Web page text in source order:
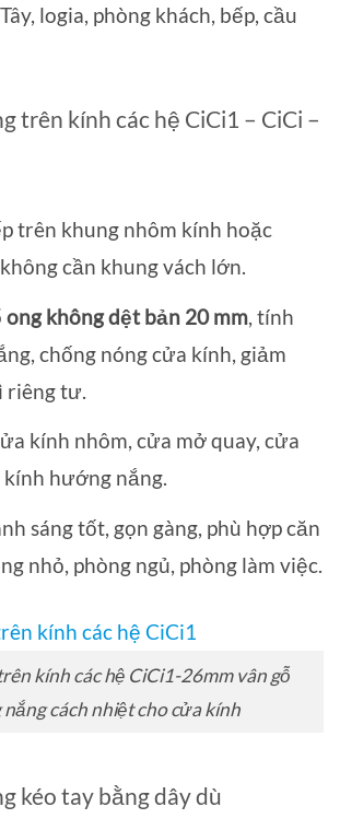
logia, phòng khách, bếp, cầu
trên kính các hệ CiCi1 – CiCi –
trên khung nhôm kính hoặc
cần khung vách lớn.
không dệt bản 20 mm, tính
chống nóng cửa kính, giảm
riêng tư.
kính nhôm, cửa mở quay, cửa
kính hướng nắng.
sáng tốt, gọn gàng, phù hợp căn
nhỏ, phòng ngủ, phòng làm việc.
kính các hệ CiCi1-26mm vân gỗ
nắng cách nhiệt cho cửa kính
kéo tay bằng dây dù